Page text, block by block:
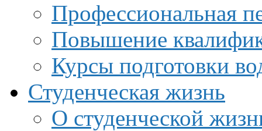
Профессиональная
Повышение
Курсы подготовки
Студенческая жизнь
О студенческой